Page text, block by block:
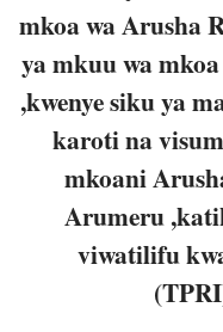
mkoa wa Arusha
ya mkuu wa
,kwenye siku ya
karoti na
mkoani
Arumeru
viwatilifu